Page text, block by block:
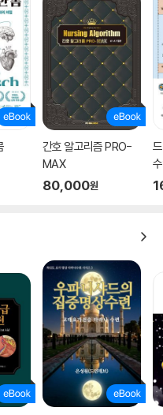
간호 알고리즘 PRO-
MAX
80,000원